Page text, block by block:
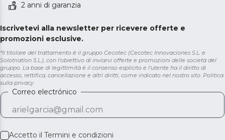
2 anni di garanzia
Iscrivetevi alla newsletter per ricevere offerte e
promozioni esclusive.
*Il titolare del trattamento è il gruppo Cecotec (Cecotec Innovaciones S.L. e
Solotriatlon S.L.), con l'obiettivo di inviarvi offerte e promozioni delle società del
gruppo. La base di legittimità è il consenso esplicito e l'utente ha il diritto di
accesso, rettifica, cancellazione e altri diritti, come indicato nel nostro sito. Politica
sulla privacy
Correo electrónico
Accetto il Termini e condizioni